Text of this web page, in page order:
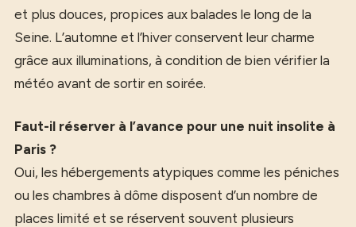
et plus douces, propices aux balades le long de la
Seine. L’automne et l’hiver conservent leur charme
grâce aux illuminations, à condition de bien vérifier la
météo avant de sortir en soirée.
Faut-il réserver à l’avance pour une nuit insolite à
Paris ?
Oui, les hébergements atypiques comme les péniches
ou les chambres à dôme disposent d’un nombre de
places limité et se réservent souvent plusieurs